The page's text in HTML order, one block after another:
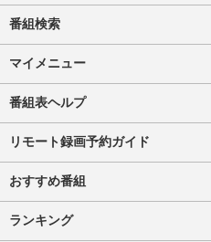
番組検索
マイメニュー
番組表ヘルプ
リモート録画予約ガイド
おすすめ番組
ランキング